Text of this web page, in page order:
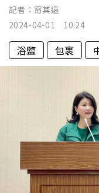
記者： 甯其遠
2024-04-01 10:24
浴盬 包裹